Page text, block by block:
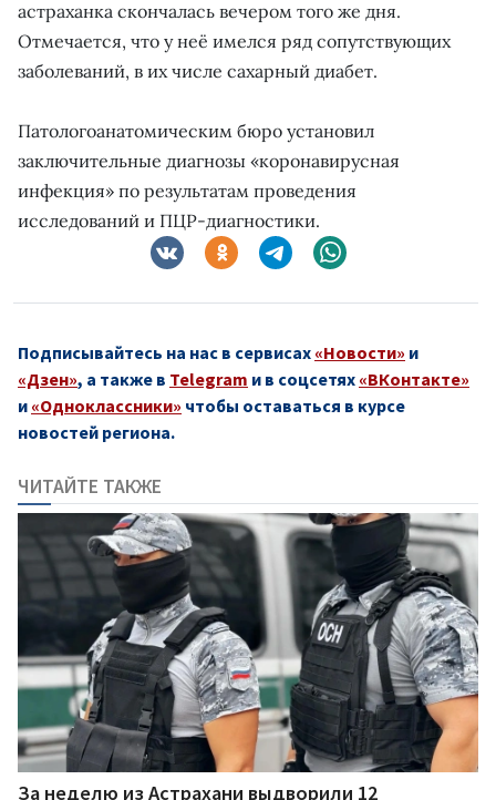
астраханка скончалась вечером того же дня.
Отмечается, что у неё имелся ряд сопутствующих
заболеваний, в их числе сахарный диабет.
Патологоанатомическим бюро установил
заключительные диагнозы «коронавирусная
инфекция» по результатам проведения
исследований и ПЦР-диагностики.
Подписывайтесь на нас в сервисах «Новости» и
«Дзен», а также в Telegram и в соцсетях «ВКонтакте»
и «Одноклассники» чтобы оставаться в курсе
новостей региона.
ЧИТАЙТЕ ТАКЖЕ
За неделю из Астрахани выдворили 12